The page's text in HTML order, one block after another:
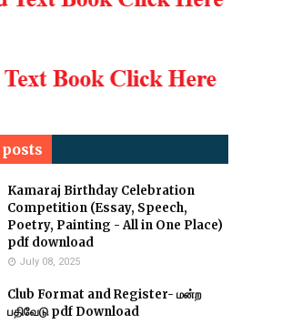
Kamaraj Birthday Celebration
Competition (Essay, Speech,
Poetry, Painting - All in One Place)
pdf download
July 08, 2025
Club Format and Register- மன்ற
பதிவேடு pdf Download